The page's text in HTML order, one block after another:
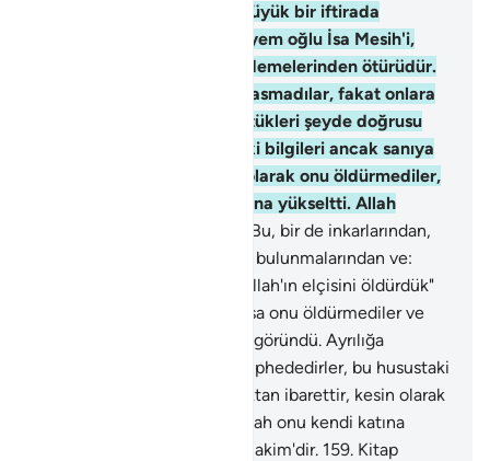
inkarlarından, Meryem'e büyük bir iftirada
bulunmalarından ve: "Meryem oğlu İsa Mesih'i,
Allah'ın elçisini öldürdük" demelerinden ötürüdür.
Oysa onu öldürmediler ve asmadılar, fakat onlara
öyle göründü. Ayrılığa düştükleri şeyde doğrusu
şüphededirler, bu husustaki bilgileri ancak sanıya
uymaktan ibarettir, kesin olarak onu öldürmediler,
bilakis Allah onu kendi katına yükseltti. Allah
Bu, bir de inkarlarından,
Meryem'e büyük bir iftirada bulunmalarından ve:
"Meryem oğlu İsa Mesih'i, Allah'ın elçisini öldürdük"
demelerinden ötürüdür. Oysa onu öldürmediler ve
asmadılar, fakat onlara öyle göründü. Ayrılığa
düştükleri şeyde doğrusu şüphededirler, bu husustaki
bilgileri ancak sanıya uymaktan ibarettir, kesin olarak
onu öldürmediler, bilakis Allah onu kendi katına
yükseltti. Allah Güçlü'dür, Hakim'dir. 159. Kitap